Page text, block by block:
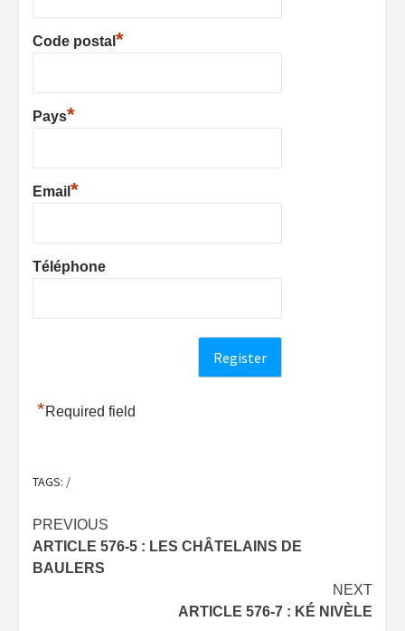
Code postal *
Pays*
Email *
Téléphone
*Required field
TAGS: /
Post
navigation
PREVIOUS
ARTICLE 576-5 : LES CHÂTELAINS DE
BAULERS
NEXT
ARTICLE 576-7 : KÉ NIVÈLE